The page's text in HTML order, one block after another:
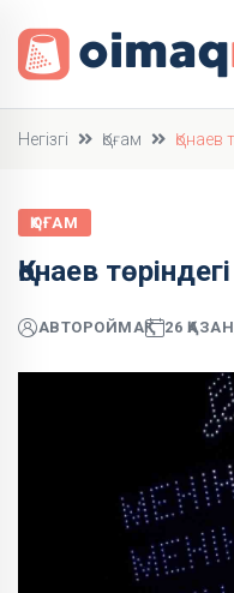
Негізгі Қоғам Қонаев
ҚОҒАМ
Қонаев
АВТОРОЙМАҚ 26